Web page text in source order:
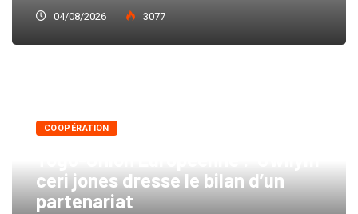
04/08/2026 3077
COOPÉRATION
ceri jones dresse le bilan d’un
partenariat